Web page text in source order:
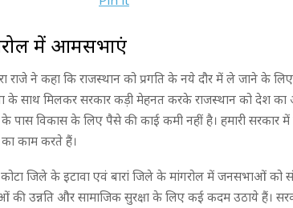
में आमसभाएं
राजे ने कहा कि राजस्थान को प्रगति के नये दौर में ले जाने के
के साथ मिलकर सरकार कड़ी मेहनत करके राजस्थान को देश का
के पास विकास के लिए पैसे की काई कमी नहीं है। हमारी सरकार
काम करते हैं।
कोटा जिले के इटावा एवं बारां जिले के मांगरोल में जनसभाओं को
की उन्नति और सामाजिक सुरक्षा के लिए कई कदम उठाये हैं।